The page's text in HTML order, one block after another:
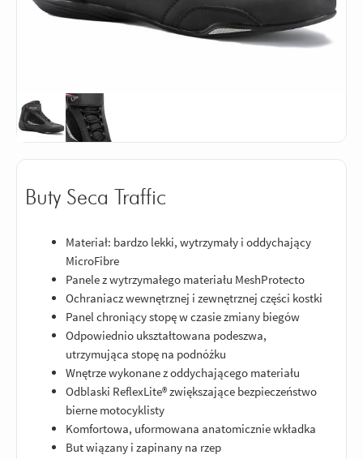
Buty Seca Traffic
Materiał: bardzo lekki, wytrzymały i oddychający
MicroFibre
Panele z wytrzymałego materiału MeshProtecto
Ochraniacz wewnętrznej i zewnętrznej części kostki
Panel chroniący stopę w czasie zmiany biegów
Odpowiednio ukształtowana podeszwa,
utrzymująca stopę na podnóżku
Wnętrze wykonane z oddychającego materiału
Odblaski ReflexLite® zwiększające bezpieczeństwo
bierne motocyklisty
Komfortowa, uformowana anatomicznie wkładka
But wiązany i zapinany na rzep